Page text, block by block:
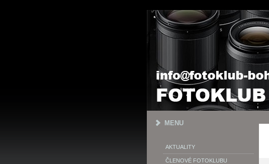
MENU
AKTUALITY
ČLENOVÉ FOTOKLUBU